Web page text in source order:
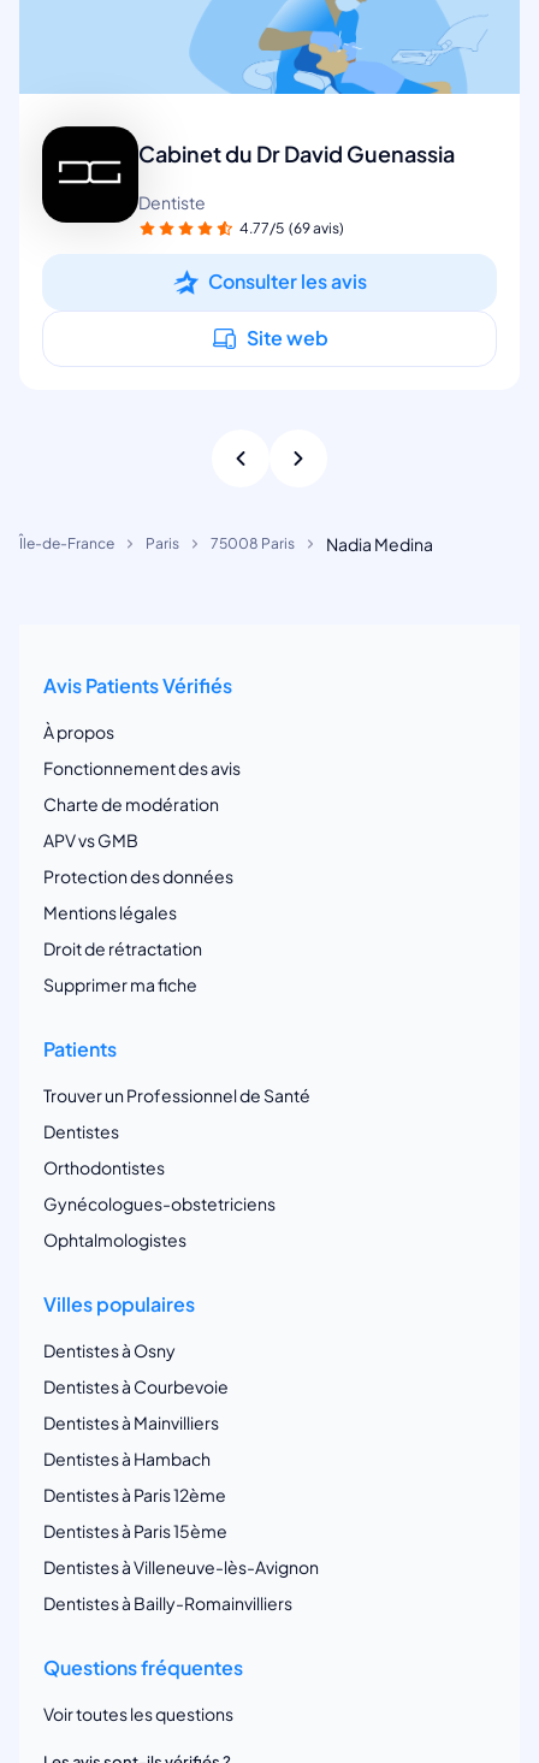
Cabinet du Dr David Guenassia
Dentiste
4.77/5 (69 avis)
Consulter les avis
Site web
Île-de-France Paris 75008 Paris Nadia Medina
Avis Patients Vérifiés
À propos
Fonctionnement des avis
Charte de modération
APV vs GMB
Protection des données
Mentions légales
Droit de rétractation
Supprimer ma fiche
Patients
Trouver un Professionnel de Santé
Dentistes
Orthodontistes
Gynécologues-obstetriciens
Ophtalmologistes
Villes populaires
Dentistes à Osny
Dentistes à Courbevoie
Dentistes à Mainvilliers
Dentistes à Hambach
Dentistes à Paris 12ème
Dentistes à Paris 15ème
Dentistes à Villeneuve-lès-Avignon
Dentistes à Bailly-Romainvilliers
Questions fréquentes
Voir toutes les questions